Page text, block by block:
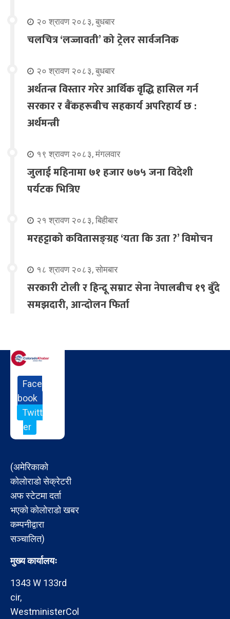
२० श्रावण २०८३, बुधबार
चलचित्र ‘लज्जावती’ को ट्रेलर सार्वजनिक
२० श्रावण २०८३, बुधबार
अर्थतन्त्र विस्तार गरेर आर्थिक वृद्धि हासिल गर्न
सरकार र बैंकहरूबीच सहकार्य अपरिहार्य छ :
अर्थमन्त्री
१९ श्रावण २०८३, मंगलवार
जुलाई महिनामा ७१ हजार ७७५ जना विदेशी
पर्यटक भित्रिए
२१ श्रावण २०८३, बिहीबार
मरहट्टाको कवितासङ्ग्रह ‘यता कि उता ?’ विमोचन
१८ श्रावण २०८३, सोमबार
सरकारी टोली र हिन्दू सम्राट सेना नेपालबीच १९ बुँदे
समझदारी, आन्दोलन फिर्ता
Face
book
Twitt
er
(अमेरिकाको
कोलोराडो सेक्रेटरी
अफ स्टेटमा दर्ता
भएको कोलोराडो खबर
कम्पनीद्वारा
सञ्चालित)
मुख्य कार्यालयः
1343 W 133rd
cir,
WestministerCol